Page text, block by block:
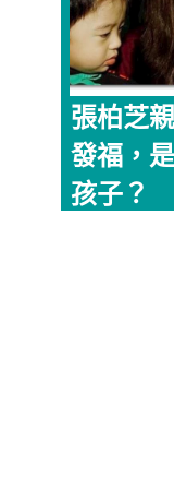
張柏芝
發福，
孩子？